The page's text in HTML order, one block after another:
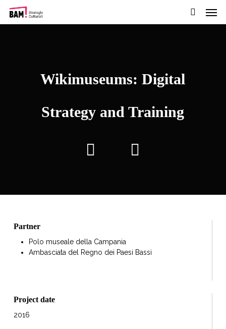
Skip
to
search
Wikimuseums: Digital
Strategy and Training
Partner
Polo museale della Campania
Ambasciata del Regno dei Paesi Bassi
Project date
2016